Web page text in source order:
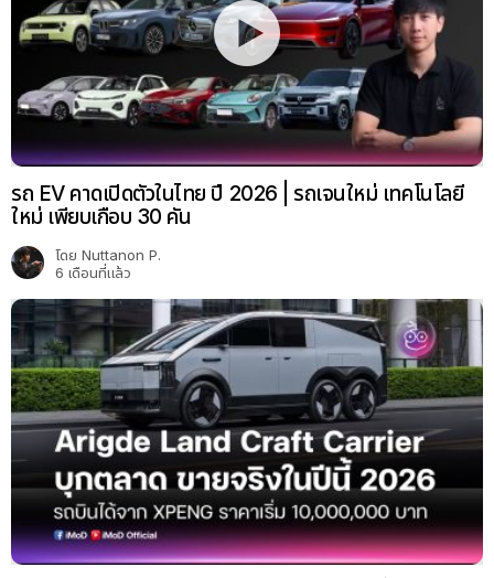
รถ EV คาดเปิดตัวในไทย ปี 2026 | รถเจนใหม่ เทคโนโลยี
ใหม่ เพียบเกือบ 30 คัน
โดย Nuttanon P.
6 เดือนที่แล้ว